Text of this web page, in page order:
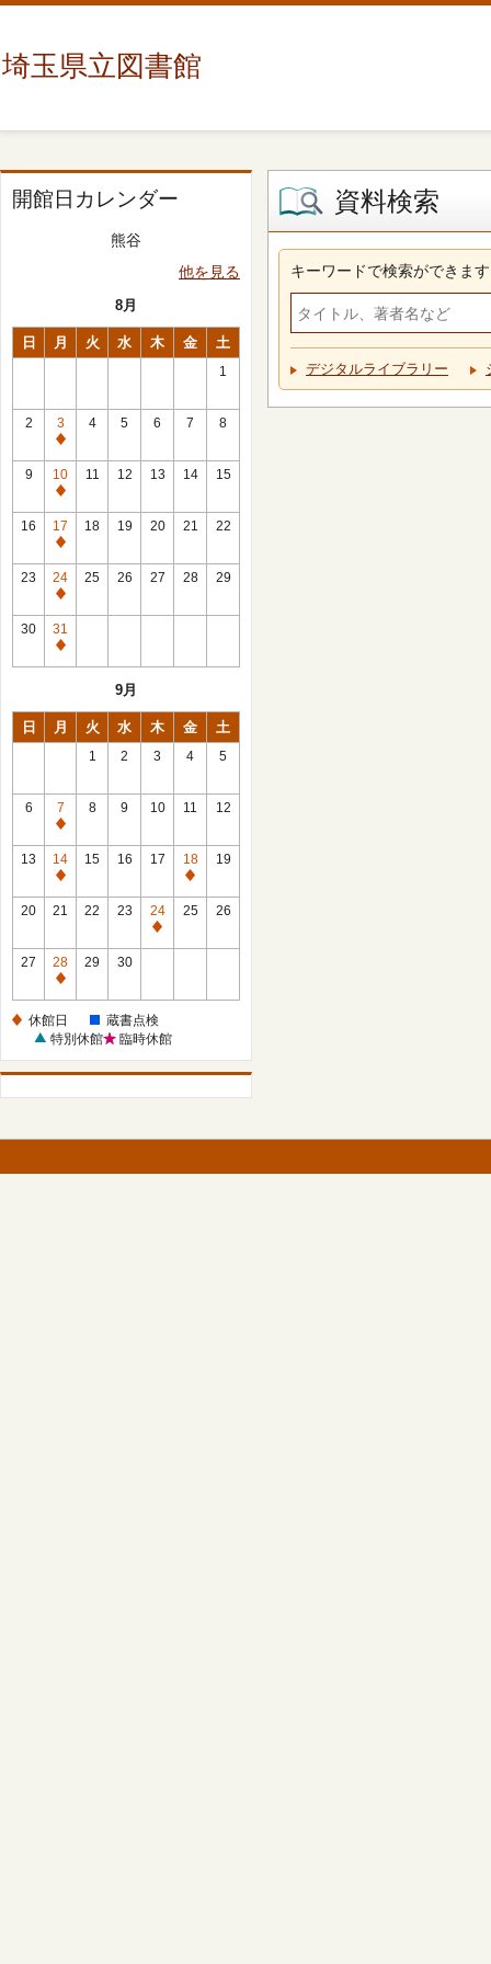
埼玉県立図書館
開館日カレンダー
熊谷
他を見る
8月
日 月 火 水 木 金 土
1
2
3
休
館
日
4 5 6 7 8
9
10
休
館
日
11 12 13 14 15
16
17
休
館
日
18 19 20 21 22
23
24
休
館
日
25 26 27 28 29
30
31
休
9月
日 月 火 水 木 金 土
1 2 3 4 5
6
7
休
館
日
8 9 10 11 12
13
14
休
館
15 16 17
18
休
館
19
20 21 22 23
24
休
25 26
27
28
休
日
29 30
休館日
蔵書点検
特別休館
臨時休館
資料検索
キーワードで検索ができます
デジタルライブラリー